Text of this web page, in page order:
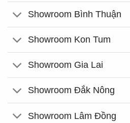
Showroom Bình Thuận
Showroom Kon Tum
Showroom Gia Lai
Showroom Đắk Nông
Showroom Lâm Đồng